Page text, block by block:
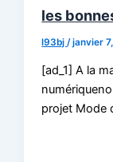
les
l93bj /janvier
[ad_1] A la
projet Mode